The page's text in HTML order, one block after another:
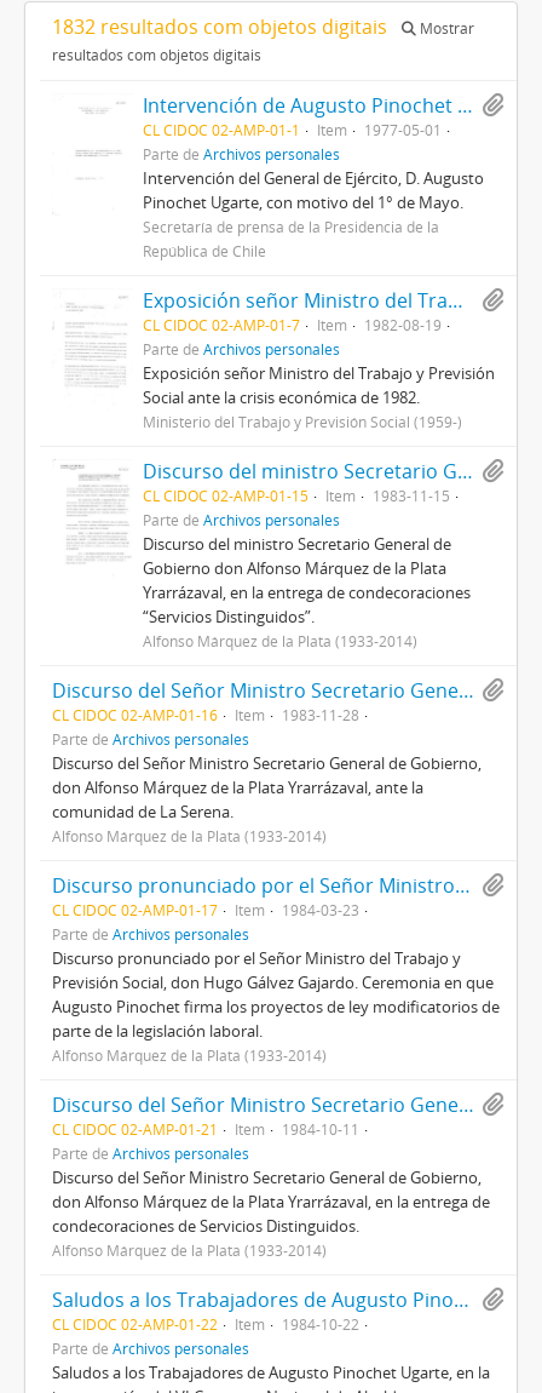
1832 resultados com objetos digitais
Mostrar
resultados com objetos digitais
Intervención de Augusto Pinochet Ugarte, con motivo del 1° de Mayo.
CL CIDOC 02-AMP-01-1 Item
1977-05-01
Parte de Archivos personales
Intervención del General de Ejército, D. Augusto
Pinochet Ugarte, con motivo del 1° de Mayo.
Secretaría de prensa de la Presidencia de la
República de Chile
Exposición señor Ministro del Trabajo y Previsión Social ante la crisis económica de 1982.
CL CIDOC 02-AMP-01-7 Item
1982-08-19
Parte de Archivos personales
Exposición señor Ministro del Trabajo y Previsión
Social ante la crisis económica de 1982.
Ministerio del Trabajo y Previsión Social (1959-)
Discurso del ministro Secretario General de Gobierno don Alfonso Márquez de la Plata Yrarrázaval, en la entrega de condecoraciones “Servicios Distinguidos”.
CL CIDOC 02-AMP-01-15 Item
1983-11-15
Parte de Archivos personales
Discurso del ministro Secretario General de
Gobierno don Alfonso Márquez de la Plata
Yrarrázaval, en la entrega de condecoraciones
“Servicios Distinguidos”.
Alfonso Márquez de la Plata (1933-2014)
Discurso del Señor Ministro Secretario General de Gobierno, don Alfonso Márquez de la Plata Yrarrázaval, ante la comunidad de La Serena.
CL CIDOC 02-AMP-01-16 Item
1983-11-28
Parte de Archivos personales
Discurso del Señor Ministro Secretario General de Gobierno,
don Alfonso Márquez de la Plata Yrarrázaval, ante la
comunidad de La Serena.
Alfonso Márquez de la Plata (1933-2014)
Discurso pronunciado por el Señor Ministro del Trabajo y Previsión Social, don Hugo Gálvez Gajardo.
CL CIDOC 02-AMP-01-17 Item
1984-03-23
Parte de Archivos personales
Discurso pronunciado por el Señor Ministro del Trabajo y
Previsión Social, don Hugo Gálvez Gajardo. Ceremonia en que
Augusto Pinochet firma los proyectos de ley modificatorios de
parte de la legislación laboral.
Alfonso Márquez de la Plata (1933-2014)
Discurso del Señor Ministro Secretario General de Gobierno, don Alfonso Márquez de la Plata Yrarrázaval, en la entrega de condecoraciones de Servicios Distinguidos.
CL CIDOC 02-AMP-01-21 Item
1984-10-11
Parte de Archivos personales
Discurso del Señor Ministro Secretario General de Gobierno,
don Alfonso Márquez de la Plata Yrarrázaval, en la entrega de
condecoraciones de Servicios Distinguidos.
Alfonso Márquez de la Plata (1933-2014)
Saludos a los Trabajadores de Augusto Pinochet Ugarte, en la inauguración del VI Congreso Nacional de Alcaldes.
CL CIDOC 02-AMP-01-22 Item
1984-10-22
Parte de Archivos personales
Saludos a los Trabajadores de Augusto Pinochet Ugarte, en la